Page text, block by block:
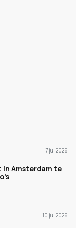
7 jul 2026
in Amsterdam te
10 jul 2026